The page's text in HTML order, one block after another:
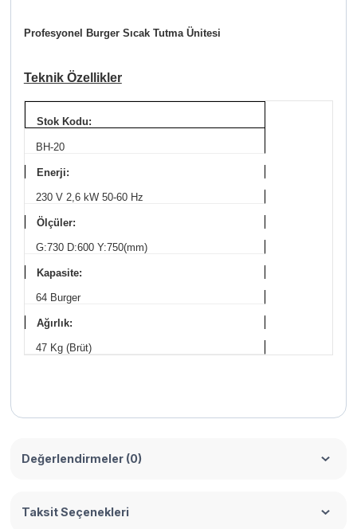
Profesyonel Burger Sıcak Tutma Ünitesi
Teknik Özellikler
Stok Kodu:
BH-20
Enerji:
230 V 2,6 kW 50-60 Hz
Ölçüler:
G:730 D:600 Y:750(mm)
Kapasite:
64 Burger
Ağırlık:
47 Kg (Brüt)
Değerlendirmeler (0)
Taksit Seçenekleri